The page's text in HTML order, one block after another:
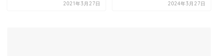
2021年3月27日 2024年3月27日